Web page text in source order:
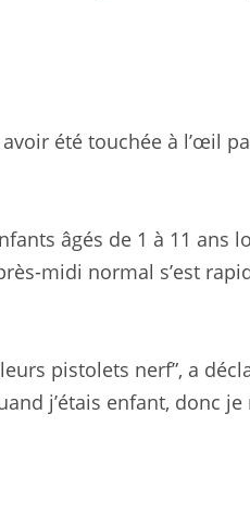
été touchée à l’œil
âgés de 1 à 11 ans
midi normal s’est
pistolets nerf”, a
j’étais enfant, donc